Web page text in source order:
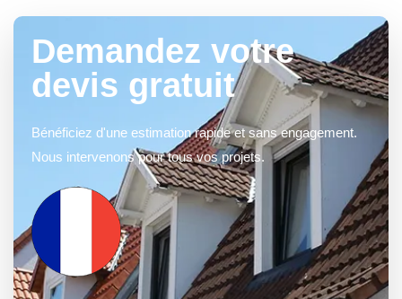
Demandez votre
devis gratuit
Bénéficiez d'une estimation rapide et sans engagement.
Nous intervenons pour tous vos projets.